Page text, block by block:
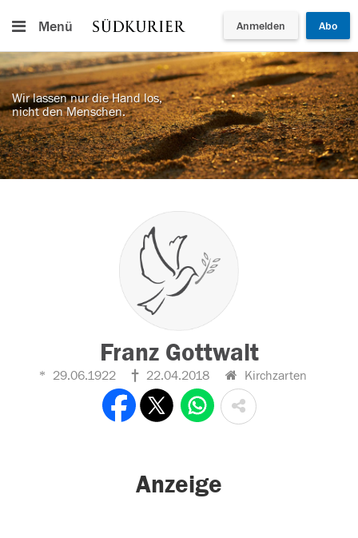
Menü Anmelden Abo
Wir lassen nur die Hand los,
nicht den Menschen.
Franz Gottwalt
29.06.1922 22.04.2018 Kirchzarten
Anzeige